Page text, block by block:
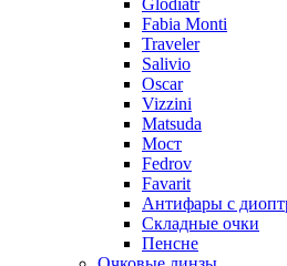
Glodiatr
Fabia Monti
Traveler
Salivio
Oscar
Vizzini
Matsuda
Мост
Fedrov
Favarit
Антифары с
Складные очки
Пенсне